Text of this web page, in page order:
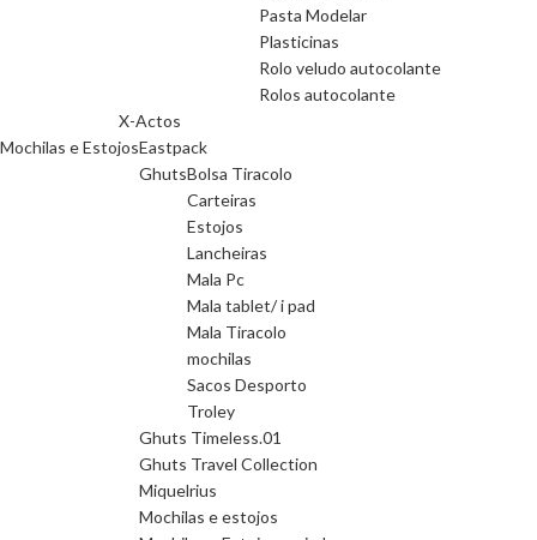
Pasta Modelar
Plasticinas
Rolo veludo autocolante
Rolos autocolante
X-Actos
Mochilas e EstojosEastpack
GhutsBolsa Tiracolo
Carteiras
Estojos
Lancheiras
Mala Pc
Mala tablet/ i pad
Mala Tiracolo
mochilas
Sacos Desporto
Troley
Ghuts Timeless.01
Ghuts Travel Collection
Miquelrius
Mochilas e estojos